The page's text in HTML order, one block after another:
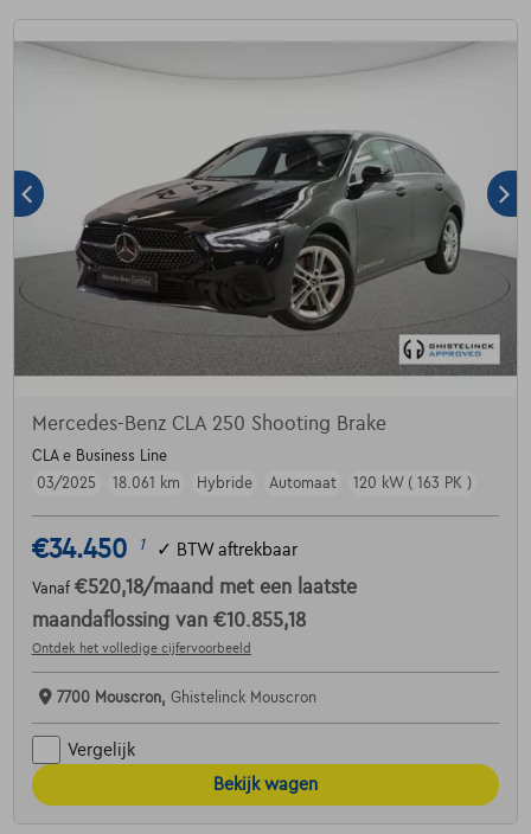
Mercedes-Benz CLA 250 Shooting Brake
CLA e Business Line
03/2025
18.061 km Hybride Automaat 120 kW ( 163 PK )
€34.450 1 ✓ BTW aftrekbaar
Vanaf €520,18/maand met een laatste
maandaflossing van €10.855,18
Ontdek het volledige cijfervoorbeeld
7700 Mouscron, Ghistelinck Mouscron
Vergelijk
Bekijk wagen